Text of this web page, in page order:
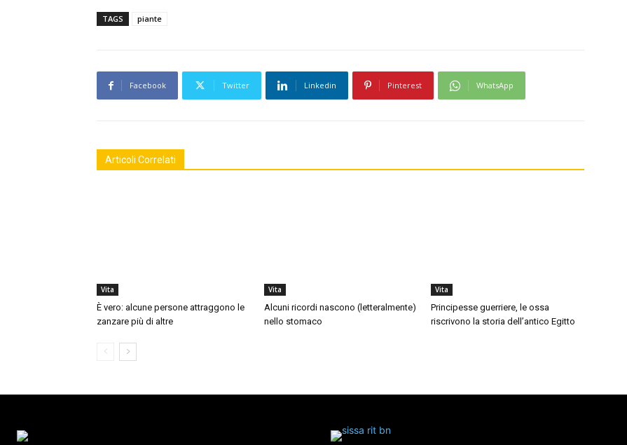
TAGS piante
Facebook Twitter Linkedin Pinterest WhatsApp
Articoli Correlati
Vita
È vero: alcune persone attraggono le
zanzare più di altre
Vita
Alcuni ricordi nascono (letteralmente)
nello stomaco
Vita
Principesse guerriere, le ossa
riscrivono la storia dell’antico Egitto